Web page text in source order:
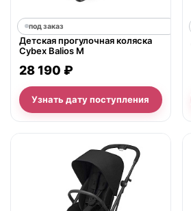
под заказ
Детская прогулочная коляска
Cybex Balios M
28 190 ₽
Узнать дату поступления